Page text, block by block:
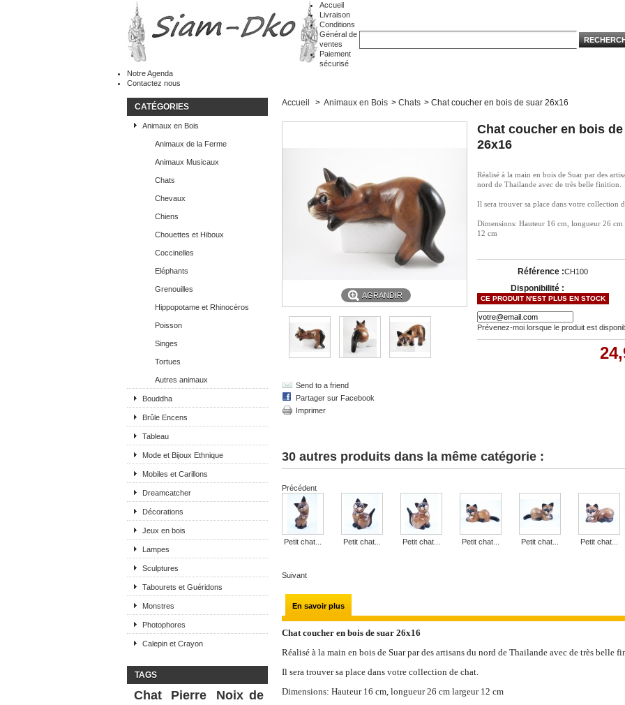
Accueil
Livraison
Conditions
Général de
ventes
Paiement
sécurisé
Notre Agenda
Contactez nous
CATÉGORIES
Animaux en Bois
Animaux de la Ferme
Animaux Musicaux
Chats
Chevaux
Chiens
Chouettes et Hiboux
Coccinelles
Eléphants
Grenouilles
Hippopotame et Rhinocéros
Poisson
Singes
Tortues
Autres animaux
Bouddha
Brûle Encens
Tableau
Mode et Bijoux Ethnique
Mobiles et Carillons
Dreamcatcher
Décorations
Jeux en bois
Lampes
Sculptures
Tabourets et Guéridons
Monstres
Photophores
Calepin et Crayon
TAGS
Chat Pierre
Noix de
Accueil > Animaux en Bois > Chats > Chat coucher en bois de suar 26x16
AGRANDIR
Send to a friend
Partager sur Facebook
Imprimer
Chat coucher en bois
26x16
Réalisé à la main en bois de Suar par des
nord de Thailande avec de très belle finition.
Il sera trouver sa place dans votre collection
Dimensions: Hauteur 16 cm, longueur 26 cm
12 cm
Référence :CH100
Disponibilité :
CE PRODUIT N'EST PLUS EN STOCK
Prévenez-moi lorsque le produit est
30 autres produits dans la même catégorie :
Précédent
Petit chat... Petit chat... Petit chat... Petit chat... Petit chat... Petit chat...
Suivant
En savoir plus
Chat coucher en bois de suar 26x16
Réalisé à la main en bois de Suar par des artisans du nord de Thailande avec de très belle
Il sera trouver sa place dans votre collection de chat.
Dimensions: Hauteur 16 cm, longueur 26 cm largeur 12 cm